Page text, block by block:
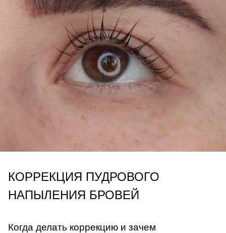
КОРРЕКЦИЯ ПУДРОВОГО
НАПЫЛЕНИЯ БРОВЕЙ
Когда делать коррекцию и зачем